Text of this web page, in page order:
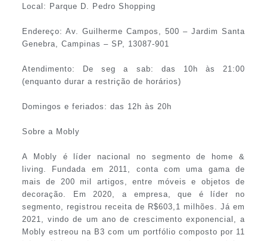
Local: Parque D. Pedro Shopping
Endereço: Av. Guilherme Campos, 500 – Jardim Santa
Genebra, Campinas – SP, 13087-901
Atendimento: De seg a sab: das 10h às 21:00
(enquanto durar a restrição de horários)
Domingos e feriados: das 12h às 20h
Sobre a Mobly
A Mobly é líder nacional no segmento de home &
living. Fundada em 2011, conta com uma gama de
mais de 200 mil artigos, entre móveis e objetos de
decoração. Em 2020, a empresa, que é líder no
segmento, registrou receita de R$603,1 milhões. Já em
2021, vindo de um ano de crescimento exponencial, a
Mobly estreou na B3 com um portfólio composto por 11